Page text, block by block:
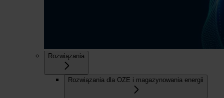
Rozwiązania
Rozwiązania dla OZE i magazynowania energii